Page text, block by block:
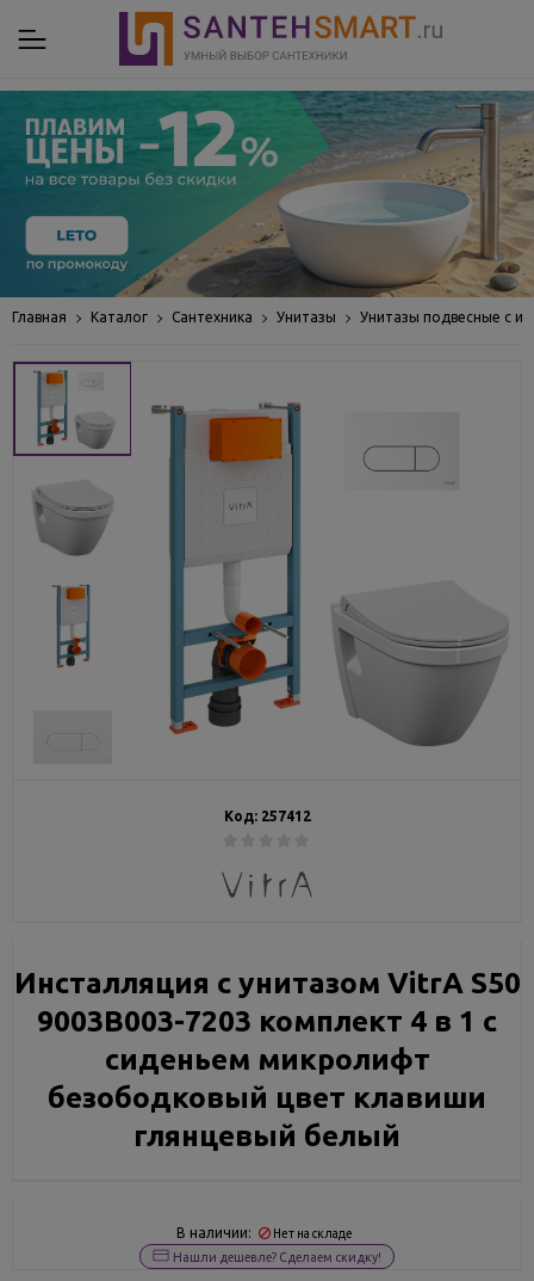
Главная Каталог Сантехника Унитазы Унитазы подвесные с
Код: 257412
Инсталляция с унитазом VitrA S50
9003B003-7203 комплект 4 в 1 с
сиденьем микролифт
безободковый цвет клавиши
глянцевый белый
В наличии: Нет на складе
Нашли дешевле? Сделаем скидку!